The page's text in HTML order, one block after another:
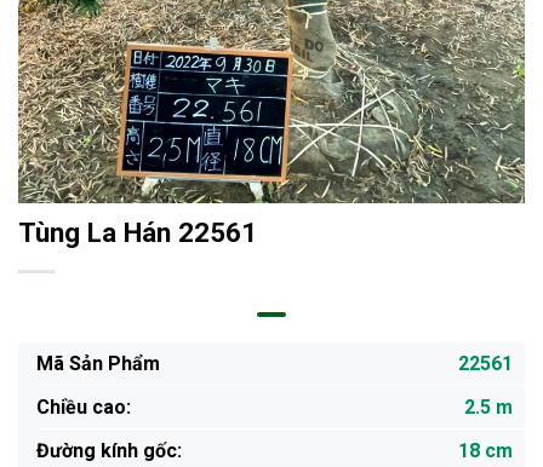
Tùng La Hán 22561
Mã Sản Phẩm
22561
Chiều cao:
2.5 m
Đường kính gốc:
18 cm